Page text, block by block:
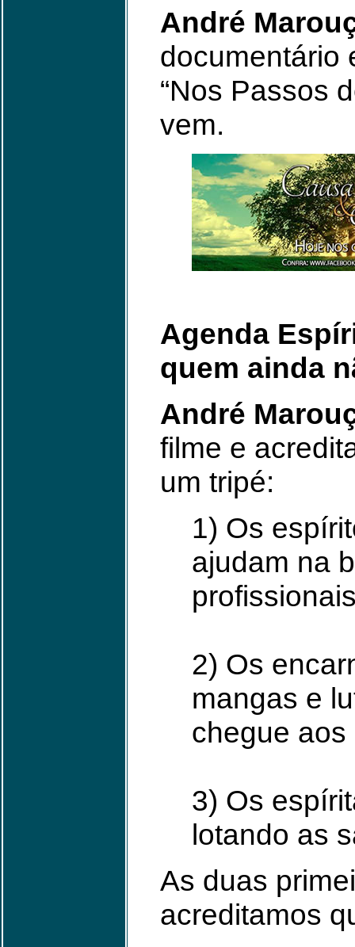
André
documentário
“Nos Passos
vem.
Agenda
quem ainda
André
filme e
um tripé:
1) Os
ajudam na
2) Os
mangas e
chegue aos
3) Os
lotando as
As duas
acreditamos